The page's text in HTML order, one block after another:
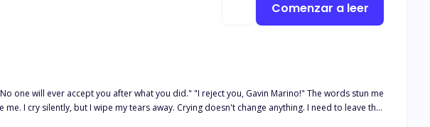
what you did." "I reject you, Gavin Marino!" The words stun me
I cry silently, but I wipe my tears away. Crying doesn't change anything. I need to leave this
Comenzar a leer